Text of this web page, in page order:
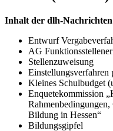
Inhalt der dlh-
Entwurf
AG
Stellenzuweisung
Einstellungsverfahren
Kleines Schulbudget
Enquetekommission
Bildung in Hessen“
Bildungsgipfel